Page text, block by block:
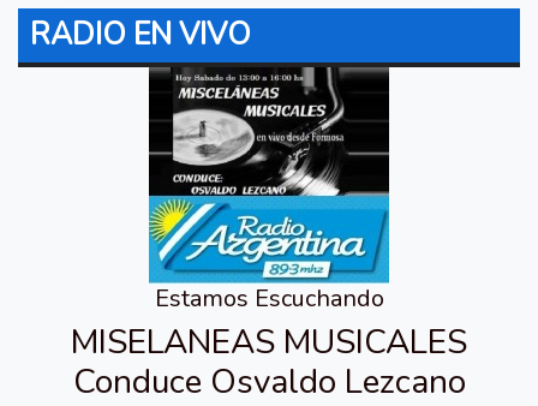
RADIO EN VIVO
Estamos Escuchando
MISELANEAS MUSICALES
Conduce Osvaldo Lezcano